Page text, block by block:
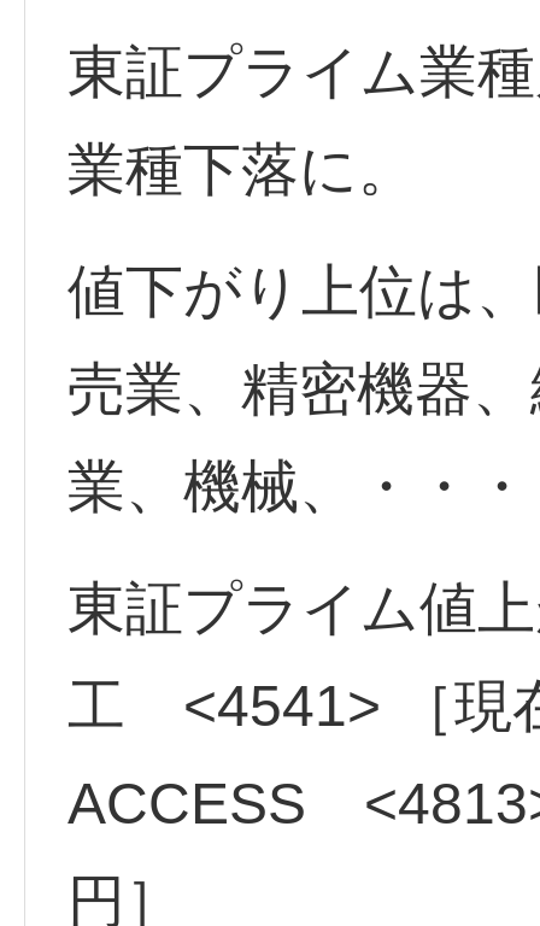
東証プライム業
業種下落に。
値下がり上位は
売業、精密機器
業、機械、・・・
東証プライム値
工 <4541> ［現
ACCESS
円］